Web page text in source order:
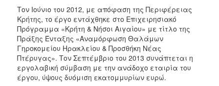
Τον Ιούνιο του 2012, με απόφαση της Περιφέρειας
Κρήτης, το έργο εντάχθηκε στο Επιχειρησιακό
Πρόγραμμα «Κρήτη & Νήσοι Αιγαίου» με τίτλο της
Πράξης Ένταξης «Αναμόρφωση Θαλάμων
Γηροκομείου Ηρακλείου & Προσθήκη Νέας
Πτέρυγας». Τον Σεπτέμβριο του 2013 συνάπτεται η
εργολαβική σύμβαση με την ανάδοχο εταιρία του
έργου, ύψους δυόμιση εκατομμυρίων ευρώ.